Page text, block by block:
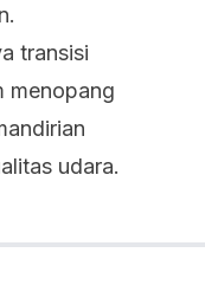
transisi
menopang
udara.